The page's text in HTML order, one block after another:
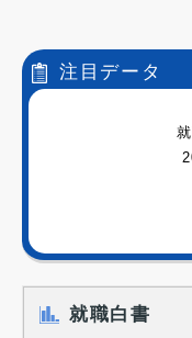
注目データ
就職白書